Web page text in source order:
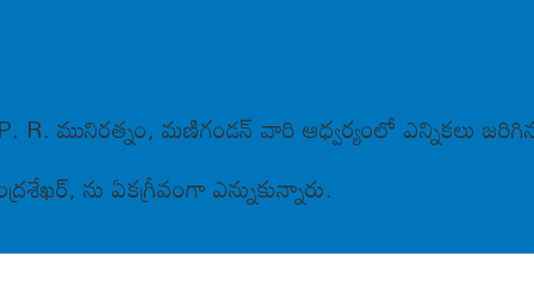
R. మునిరత్నం, మణిగండన్ వారి ఆధ్వర్యంలో ఎన్నికలు
ను ఏకగ్రీవంగా ఎన్నుకున్నారు.